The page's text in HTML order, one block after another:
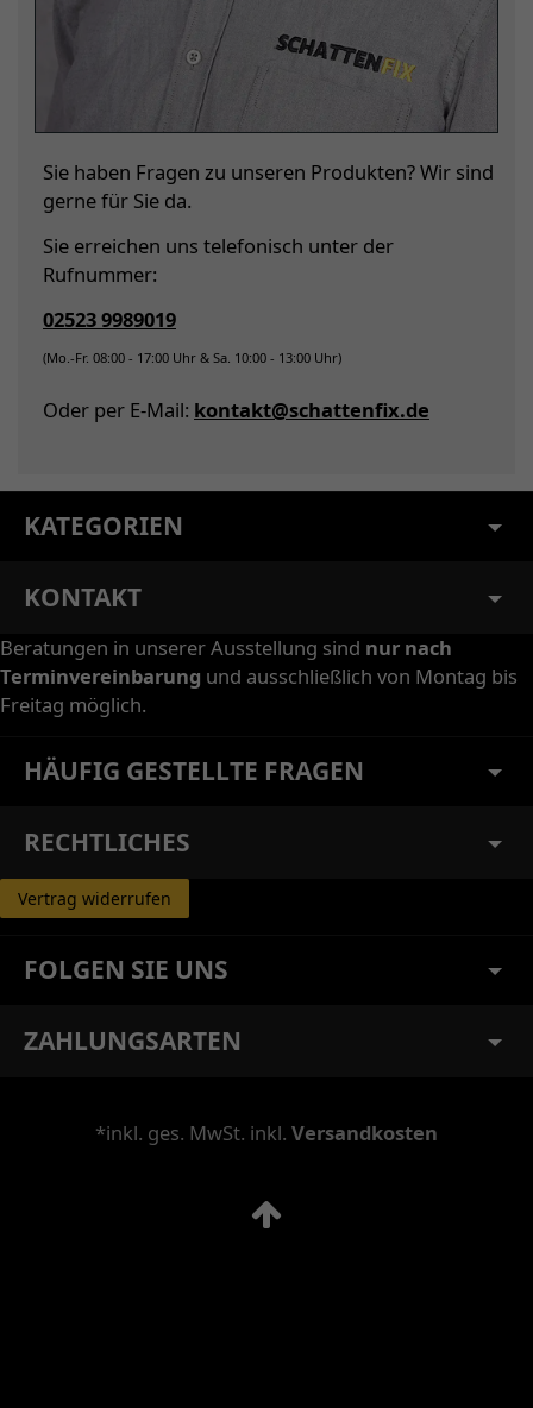
Sie haben Fragen zu unseren Produkten? Wir sind
gerne für Sie da.
Sie erreichen uns telefonisch unter der
Rufnummer:
02523 9989019
(Mo.-Fr. 08:00 - 17:00 Uhr & Sa. 10:00 - 13:00 Uhr)
Oder per E-Mail: kontakt@schattenfix.de
KATEGORIEN
KONTAKT
Beratungen in unserer Ausstellung sind nur nach
Terminvereinbarung und ausschließlich von Montag bis
Freitag möglich.
HÄUFIG GESTELLTE FRAGEN
RECHTLICHES
Vertrag widerrufen
FOLGEN SIE UNS
ZAHLUNGSARTEN
*inkl. ges. MwSt. inkl. Versandkosten